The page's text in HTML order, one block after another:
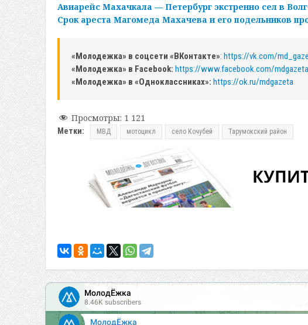
Авиарейс Махачкала — Петербург экстренно сел в
Срок ареста Магомеда Махачева и его подельников
«Молодежка» в соцсети «ВКонтакте»: https://vk.com/
«Молодежка» в Facebook: https://www.facebook.com/
«Молодежка» в «Одноклассниках»: https://ok.ru/mdgazeta
Просмотры: 1 121
Метки: МВД мотоцикл село Кочубей Тарумокский район